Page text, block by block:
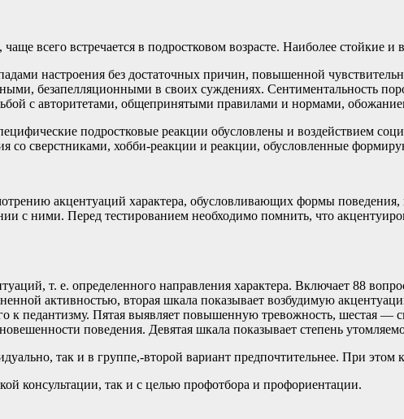
всего встречается в подростковом возрасте. Наиболее стойкие
настроения без достаточных причин, повышенной
безапелляционными в своих суждениях. Сентиментальность
с авторитетами, общепринятыми правилами и нормами,
подростковые реакции обусловлены и воздействием
со сверстниками, хобби-реакции и реакции, обусловленные
акцентуаций характера, обусловливающих формы
с ними. Перед тестированием необходимо помнить, что
т. е. определенного направления характера. Включает 88
активностью, вторая шкала показывает возбудимую
к педантизму. Пятая выявляет повышенную тревожность, шестая —
поведения. Девятая шкала показывает степень
так и в группе,-второй вариант предпочтительнее. При
консультации, так и с целью профотбора и профориентации.